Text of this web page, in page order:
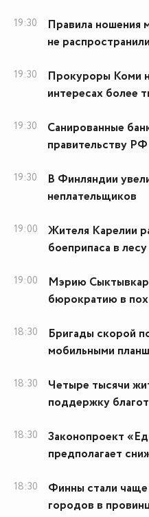
19:30
Правила ношения
не
19:30
Прокуроры Коми
интересах более
19:30
Санированные
правительству РФ
19:30
В Финляндии
неплательщиков
19:00
Жителя Карелии
боеприпаса в лесу
19:00
Мэрию
бюрократию в
18:30
Бригады скорой
мобильными
18:30
Четыре тысячи
поддержку
18:30
Законопроект
предполагает
18:30
Финны стали
городов в